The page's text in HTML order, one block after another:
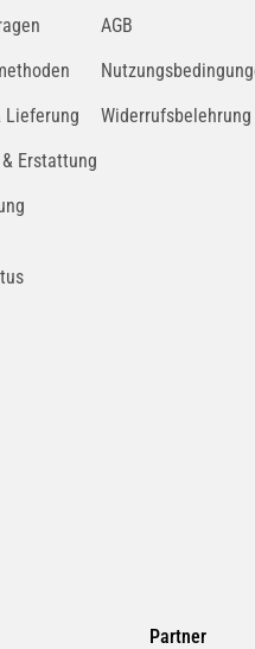
Lieferung
Erstattung
AGB
Widerrufsbelehrung
Partner